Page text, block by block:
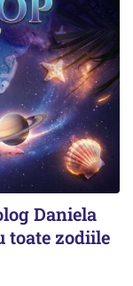
Daniela
toate zodiile